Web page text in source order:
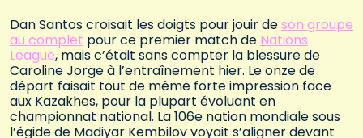
Dan Santos croisait les doigts pour jouir deson groupe
au complet pour ce premier match de Nations
League, mais c’était sans compter la blessure de
Caroline Jorge à l’entraînement hier. Le onze de
départ faisait tout de même forte impression face
aux Kazakhes, pour la plupart évoluant en
championnat national. La 106e nation mondiale sous
l’égide de Madiyar Kembilov voyait s’aligner devant